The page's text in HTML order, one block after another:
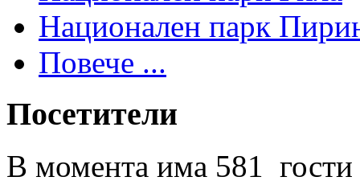
Национален парк
Повече ...
Посетители
В момента има 581 гости